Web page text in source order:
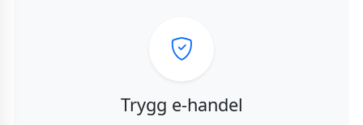
Trygg e-handel